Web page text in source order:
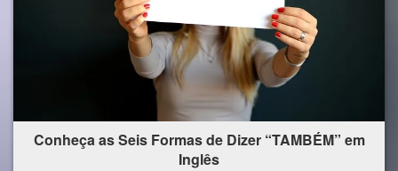
Conheça as Seis Formas de Dizer “TAMBÉM” em
Inglês